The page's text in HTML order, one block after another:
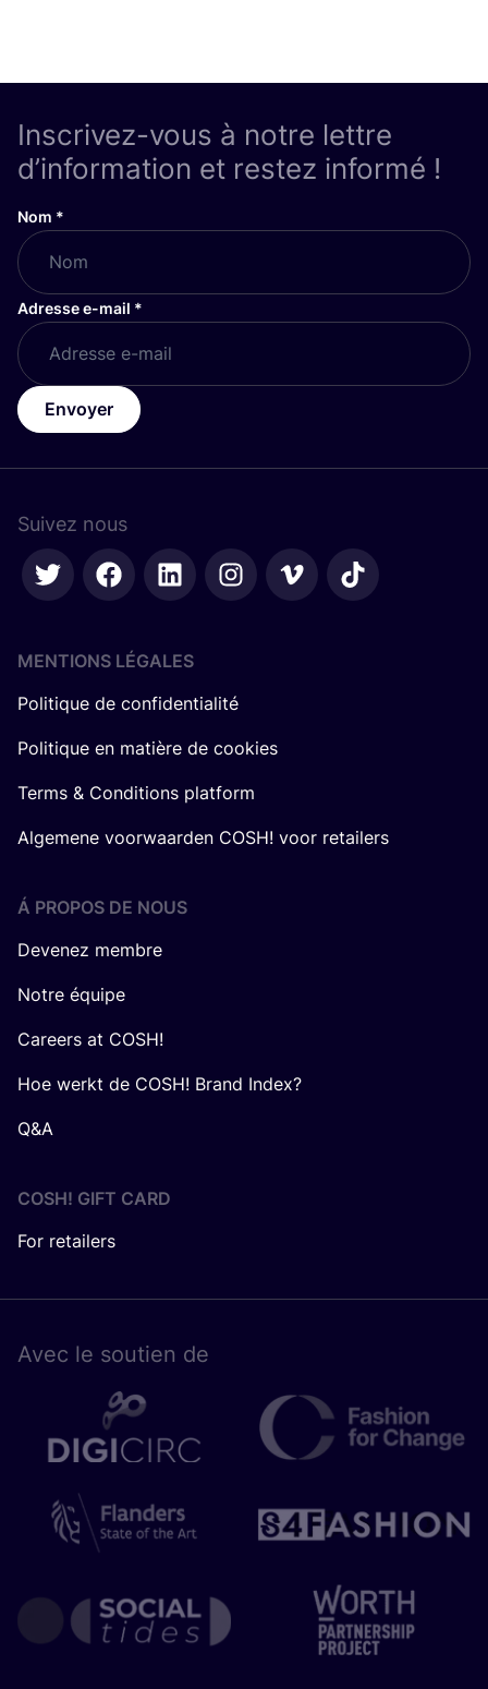
Inscrivez-vous à notre lettre
d’information et restez informé !
Nom *
Adresse e-mail *
Envoyer
Suivez nous
MENTIONS LÉGALES
Politique de confidentialité
Politique en matière de cookies
Terms & Conditions platform
Algemene voorwaarden COSH! voor retailers
Á PROPOS DE NOUS
Devenez membre
Notre équipe
Careers at COSH!
Hoe werkt de COSH! Brand Index?
Q&A
COSH! GIFT CARD
For retailers
Avec le sou­tien de